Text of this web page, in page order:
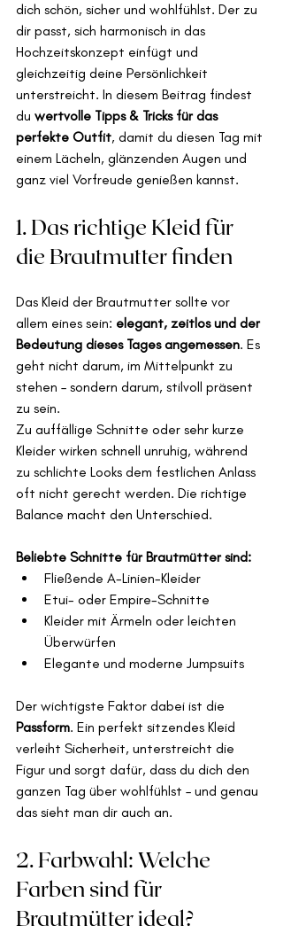
dich schön, sicher und wohlfühlst. Der zu
dir passt, sich harmonisch in das
Hochzeitskonzept einfügt und
gleichzeitig deine Persönlichkeit
unterstreicht. In diesem Beitrag findest
du wertvolle Tipps & Tricks für das
perfekte Outfit, damit du diesen Tag mit
einem Lächeln, glänzenden Augen und
ganz viel Vorfreude genießen kannst.
1. Das richtige Kleid für
die Brautmutter finden
Das Kleid der Brautmutter sollte vor
allem eines sein: elegant, zeitlos und der
Bedeutung dieses Tages angemessen. Es
geht nicht darum, im Mittelpunkt zu
stehen – sondern darum, stilvoll präsent
zu sein.
Zu auffällige Schnitte oder sehr kurze
Kleider wirken schnell unruhig, während
zu schlichte Looks dem festlichen Anlass
oft nicht gerecht werden. Die richtige
Balance macht den Unterschied.
Beliebte Schnitte für Brautmütter sind:
Fließende A-Linien-Kleider
Etui- oder Empire-Schnitte
Kleider mit Ärmeln oder leichten
Überwürfen
Elegante und moderne Jumpsuits
Der wichtigste Faktor dabei ist die
Passform. Ein perfekt sitzendes Kleid
verleiht Sicherheit, unterstreicht die
Figur und sorgt dafür, dass du dich den
ganzen Tag über wohlfühlst – und genau
das sieht man dir auch an.
2. Farbwahl: Welche
Farben sind für
Brautmütter ideal?